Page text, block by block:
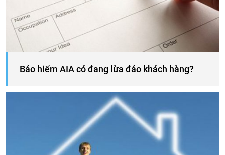
Bảo hiểm AIA có đang lừa đảo khách hàng?